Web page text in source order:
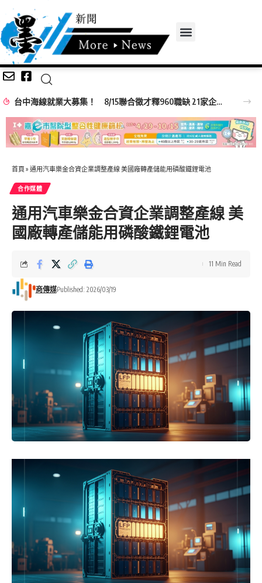
台中海線就業大募集！ 8/15聯合徵才釋960職缺 21家企業強勢搶人才!
首頁 » 通用汽車樂金合資企業調整產線 美國廠轉產儲能用磷酸鐵鋰電池
合作媒體
通用汽車樂金合資企業調整產線 美
國廠轉產儲能用磷酸鐵鋰電池
商傳媒Published: 2026/03/19
11 Min Read